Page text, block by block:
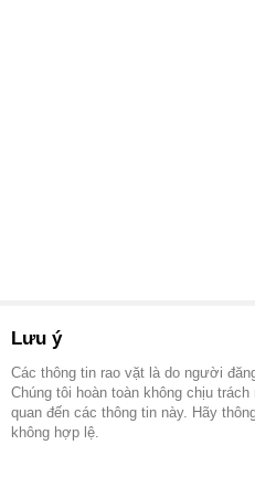
Lưu ý
Các thông tin rao vặt là do người
Chúng tôi hoàn toàn không chịu
quan đến các thông tin này. Hãy
không hợp lệ.